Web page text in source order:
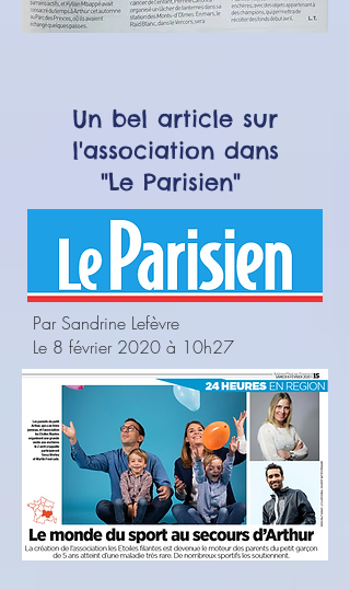
Un bel article sur
l'association dans
"Le Parisien"
Par Sandrine Lefèvre
Le 8 février 2020 à 10h27